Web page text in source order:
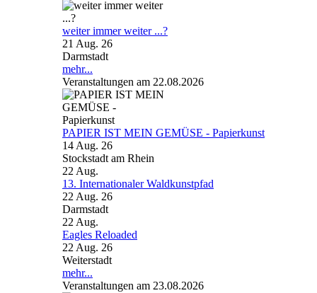
weiter immer weiter ...?
21 Aug. 26
Darmstadt
mehr...
Veranstaltungen am 22.08.2026
PAPIER IST MEIN GEMÜSE - Papierkunst
14 Aug. 26
Stockstadt am Rhein
22 Aug.
13. Internationaler Waldkunstpfad
22 Aug. 26
Darmstadt
22 Aug.
Eagles Reloaded
22 Aug. 26
Weiterstadt
mehr...
Veranstaltungen am 23.08.2026